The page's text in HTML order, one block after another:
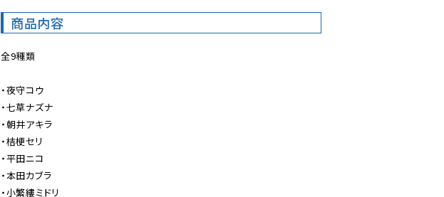
商品内容
全9種類
・夜守コウ
・七草ナズナ
・朝井アキラ
・桔梗セリ
・平田ニコ
・本田カブラ
・小繁縷ミドリ